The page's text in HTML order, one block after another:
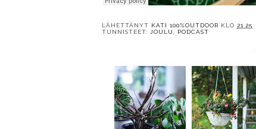
LÄHETTÄNYT KATI 100%OUTDOOR KLO 21.25
TUNNISTEET: JOULU, PODCAST